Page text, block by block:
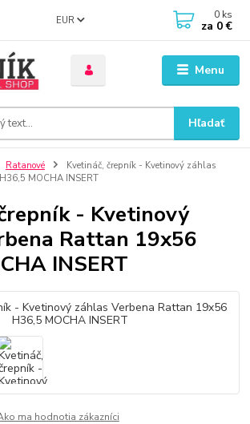
Menu
EUR
Hľadať
0 ks
za 0 €
Ratanové
Kvetináč, črepník - Kvetinový záhlas
MOCHA INSERT
- Kvetinový
Rattan 19x56
INSERT
ma hodnotia zákazníci